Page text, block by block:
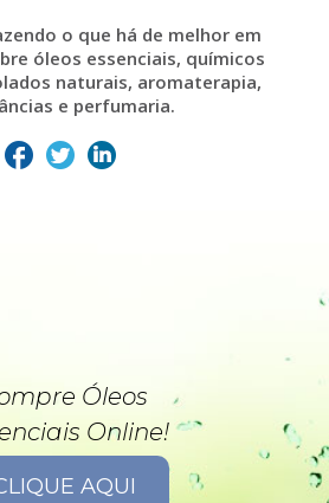
o que há de melhor em
óleos essenciais, químicos
naturais, aromaterapia,
e perfumaria.
Óleos
Online!
AQUI